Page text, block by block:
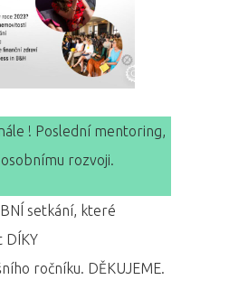
! Poslední mentoring,
rozvoji.
setkání, které
DÍKY
ročníku. DĚKUJEME.
Domů
Program 26.3.
Program 27.3.
Osobnosti
Dopad